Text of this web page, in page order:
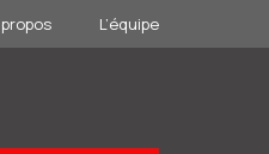
L’équipe